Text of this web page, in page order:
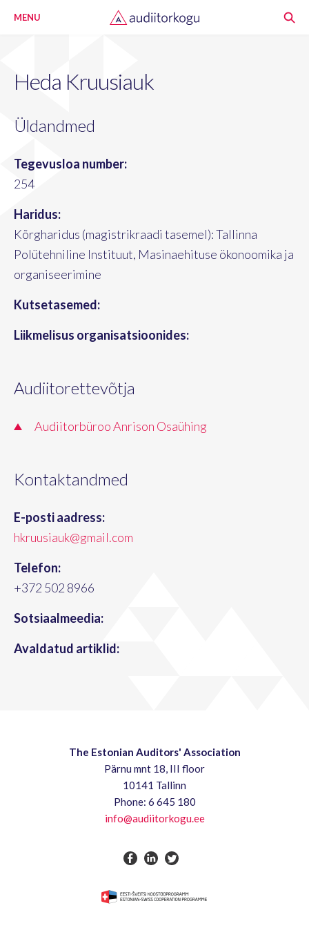
Heda Kruusiauk
Üldandmed
Tegevusloa number:
254
Haridus:
Kõrgharidus (magistrikraadi tasemel): Tallinna
Polütehniline Instituut, Masinaehituse ökonoomika ja
organiseerimine
Kutsetasemed:
Liikmelisus organisatsioonides:
Audiitorettevõtja
Audiitorbüroo Anrison Osaühing
Kontaktandmed
E-posti aadress:
hkruusiauk@gmail.com
Telefon:
+372 502 8966
Sotsiaalmeedia:
Avaldatud artiklid:
The Estonian Auditors' Association
Pärnu mnt 18, III floor
10141 Tallinn
Phone: 6 645 180
info@audiitorkogu.ee
MENU